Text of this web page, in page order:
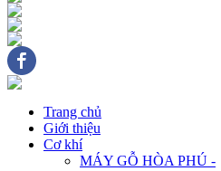
Trang chủ
Giới thiệu
Cơ khí
MÁY GỖ HÒA PHÚ -